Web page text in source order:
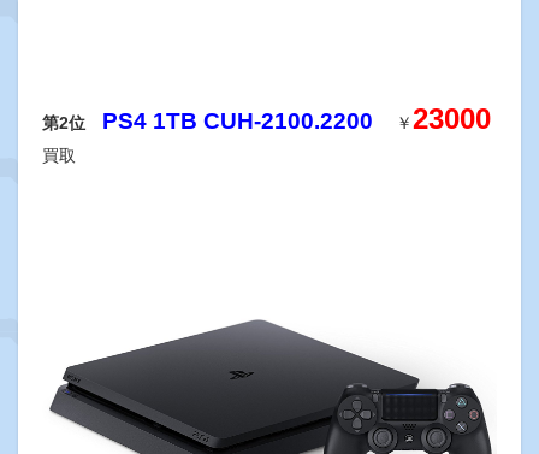
第2位 PS4 1TB CUH-2100.2200 ￥23000
買取